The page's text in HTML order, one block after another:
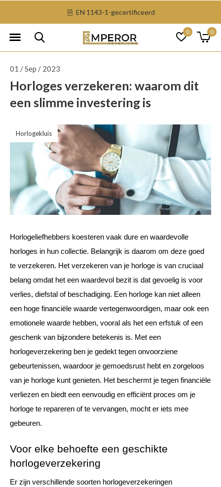
0 0
EN 1143-1-gecertificeerd
01 / Sep / 2023
Horloges verzekeren: waarom dit
een slimme investering is
Horlogekluis
Horlogeliefhebbers koesteren vaak dure en waardevolle
horloges in hun collectie. Belangrijk is daarom om deze goed
te verzekeren. Het verzekeren van je horloge is van cruciaal
belang omdat het een waardevol bezit is dat gevoelig is voor
verlies, diefstal of beschadiging. Een horloge kan niet alleen
een hoge financiële waarde vertegenwoordigen, maar ook een
emotionele waarde hebben, vooral als het een erfstuk of een
geschenk van bijzondere betekenis is. Met een
horlogeverzekering ben je gedekt tegen onvoorziene
gebeurtenissen, waardoor je gemoedsrust hebt en zorgeloos
van je horloge kunt genieten. Het beschermt je tegen financiële
verliezen en biedt een eenvoudig en efficiënt proces om je
horloge te repareren of te vervangen, mocht er iets mee
gebeuren.
Voor elke behoefte een geschikte
horlogeverzekering
Er zijn verschillende soorten horlogeverzekeringen